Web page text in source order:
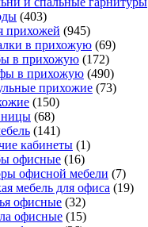
(403)
прихожей (945)
в прихожую (69)
в прихожую (172)
в прихожую (490)
прихожие (73)
(150)
(68)
(141)
кабинеты (1)
офисные (16)
офисной мебели (7)
мебель для офиса (19)
офисные (32)
офисные (15)